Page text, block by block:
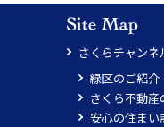
さくらチャンネ
緑区のご紹介
さくら不動産
安心の住まい